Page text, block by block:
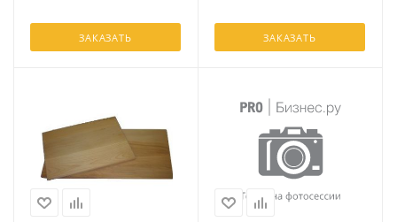
ЗАКАЗАТЬ ЗАКАЗАТЬ